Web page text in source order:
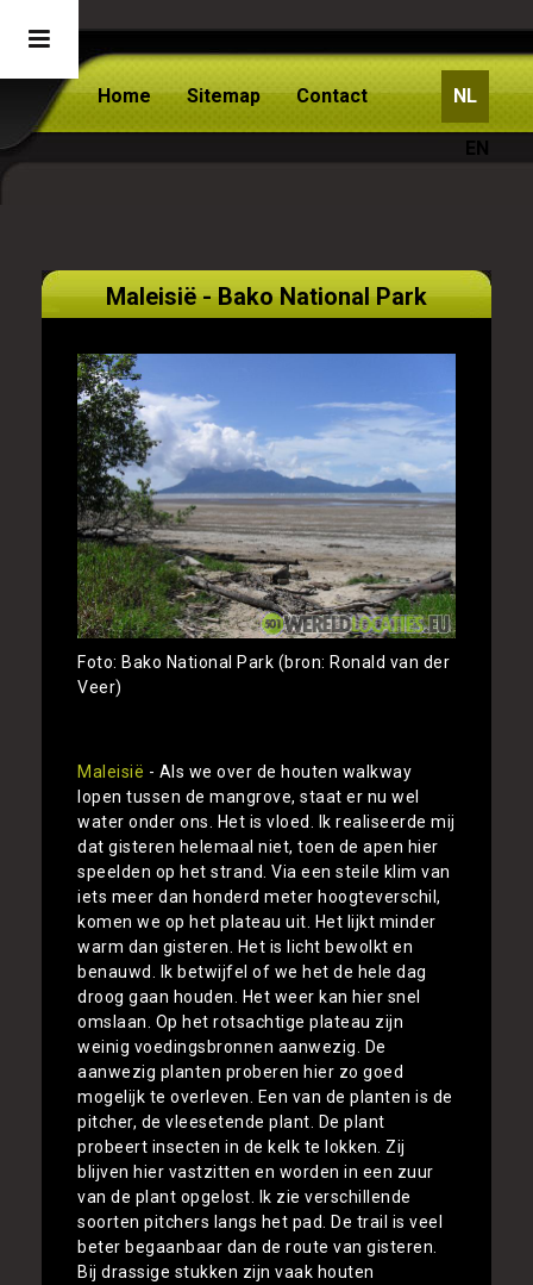
Home Sitemap Contact NL
EN
Maleisië - Bako National Park
Foto: Bako National Park (bron: Ronald van der
Veer)
Maleisië - Als we over de houten walkway
lopen tussen de mangrove, staat er nu wel
water onder ons. Het is vloed. Ik realiseerde mij
dat gisteren helemaal niet, toen de apen hier
speelden op het strand. Via een steile klim van
iets meer dan honderd meter hoogteverschil,
komen we op het plateau uit. Het lijkt minder
warm dan gisteren. Het is licht bewolkt en
benauwd. Ik betwijfel of we het de hele dag
droog gaan houden. Het weer kan hier snel
omslaan. Op het rotsachtige plateau zijn
weinig voedingsbronnen aanwezig. De
aanwezig planten proberen hier zo goed
mogelijk te overleven. Een van de planten is de
pitcher, de vleesetende plant. De plant
probeert insecten in de kelk te lokken. Zij
blijven hier vastzitten en worden in een zuur
van de plant opgelost. Ik zie verschillende
soorten pitchers langs het pad. De trail is veel
beter begaanbaar dan de route van gisteren.
Bij drassige stukken zijn vaak houten